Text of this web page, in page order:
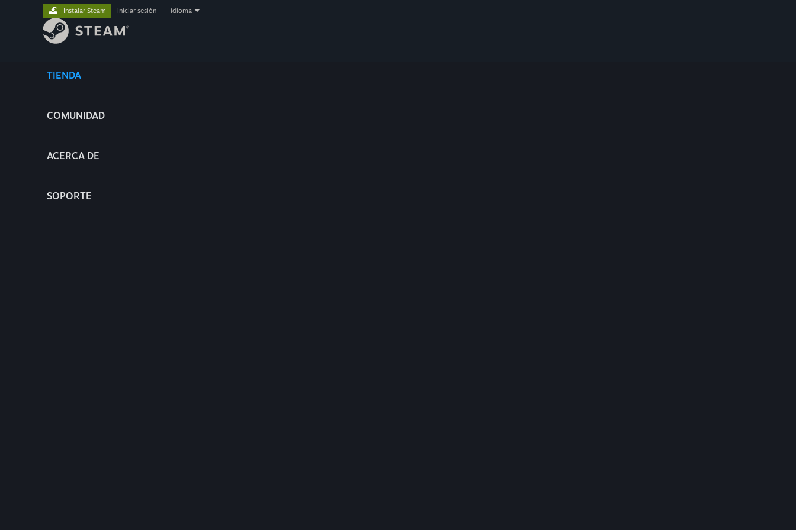
TIENDA
COMUNIDAD
ACERCA DE
SOPORTE
Instalar Steam iniciar sesión idioma